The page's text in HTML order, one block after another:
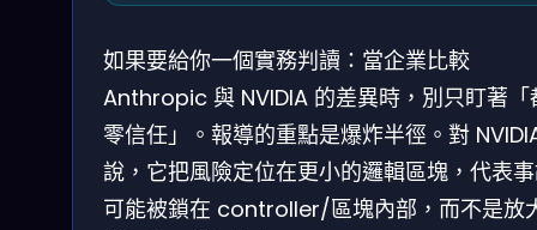
如果要給你一個實務判讀：當企業比較
Anthropic 與 NVIDIA 的差異時，別只盯著「
零信任」。報導的重點是爆炸半徑。對
說，它把風險定位在更小的邏輯區塊，代表
可能被鎖在 controller/區塊內部，而不是放